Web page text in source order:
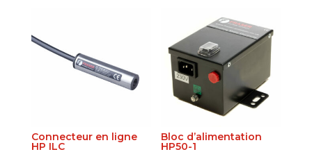
Connecteur en ligne
HP ILC
Bloc d’alimentation
HP50-1